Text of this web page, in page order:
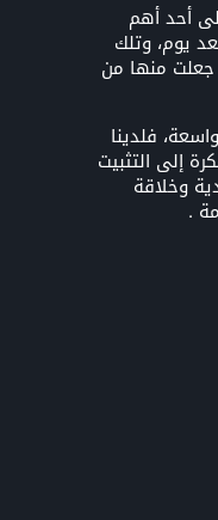
أحد أهم
يوم، وتلك
جعلت منها من
فلدينا
إلى التثبيت
وخلاقة
.